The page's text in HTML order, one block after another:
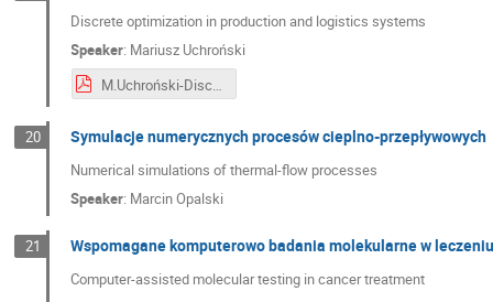
Discrete optimization in production and logistics systems
Speaker: Mariusz Uchroński
M.Uchroński-Discrete optimization in production.pdf
20 Symulacje numerycznych procesów cieplno-przepływowych
Numerical simulations of thermal-flow processes
Speaker: Marcin Opalski
21 Wspomagane komputerowo badania molekularne w
Computer-assisted molecular testing in cancer treatment